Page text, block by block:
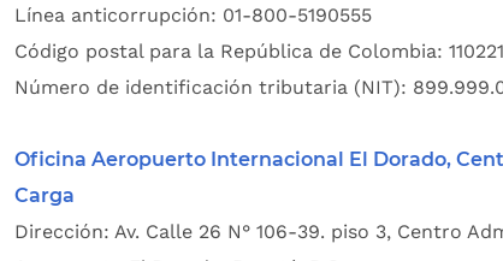
Línea anticorrupción: 01-800-5190555
Código postal para la República de Colombia: 110221
Número de identificación tributaria (NIT):
Oficina Aeropuerto Internacional El Dorado,
Carga
Dirección: Av. Calle 26 N° 106-39. piso 3, Centro